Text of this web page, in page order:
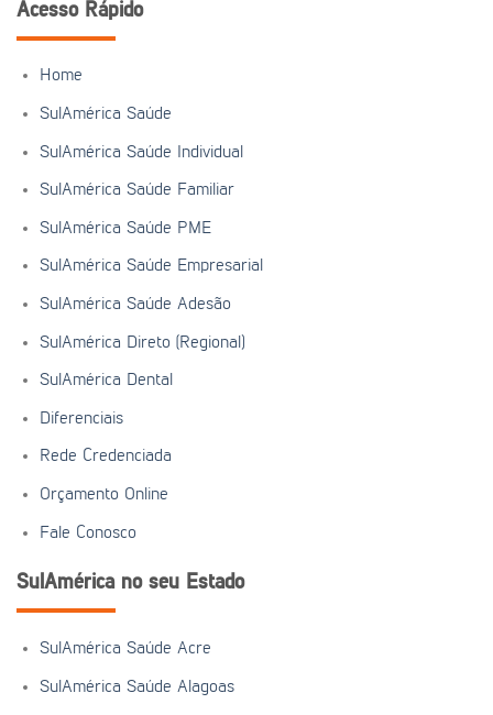
Acesso Rápido
Home
SulAmérica Saúde
SulAmérica Saúde Individual
SulAmérica Saúde Familiar
SulAmérica Saúde PME
SulAmérica Saúde Empresarial
SulAmérica Saúde Adesão
SulAmérica Direto (Regional)
SulAmérica Dental
Diferenciais
Rede Credenciada
Orçamento Online
Fale Conosco
SulAmérica no seu Estado
SulAmérica Saúde Acre
SulAmérica Saúde Alagoas